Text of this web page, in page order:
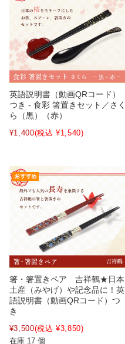
英語説明書（動画QRコード）
つき - 食彩 箸置きセット／さく
ら（黒）（赤）
¥1,400(税込 ¥1,540)
箸・箸置きペア 吉祥鶴★日本
土産（みやげ）や記念品に！英
語説明書（動画QRコード）つ
き
¥3,500(税込 ¥3,850)
在庫 17 個